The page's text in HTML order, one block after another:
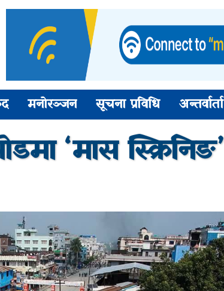
मनोरञ्जन सूचना प्रविधि अन्तर्वार्ता
‘मास स्क्रिनिङ’